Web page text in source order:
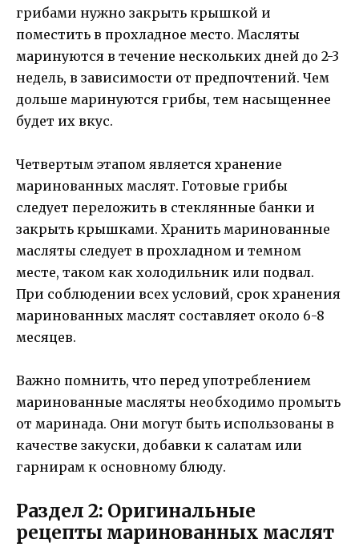
грибами нужно закрыть крышкой и
поместить в прохладное место. Масляты
маринуются в течение нескольких дней до 2-3
недель, в зависимости от предпочтений. Чем
дольше маринуются грибы, тем насыщеннее
будет их вкус.
Четвертым этапом является хранение
маринованных маслят. Готовые грибы
следует переложить в стеклянные банки и
закрыть крышками. Хранить маринованные
масляты следует в прохладном и темном
месте, таком как холодильник или подвал.
При соблюдении всех условий, срок хранения
маринованных маслят составляет около 6-8
месяцев.
Важно помнить, что перед употреблением
маринованные масляты необходимо промыть
от маринада. Они могут быть использованы в
качестве закуски, добавки к салатам или
гарнирам к основному блюду.
Раздел 2: Оригинальные
рецепты маринованных маслят